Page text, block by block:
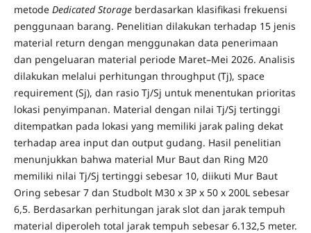
metode Dedicated Storageberdasarkan klasifikasi frekuensi
penggunaan barang. Penelitian dilakukan terhadap 15 jenis
material return dengan menggunakan data penerimaan
dan pengeluaran material periode Maret–Mei 2026. Analisis
dilakukan melalui perhitungan throughput (Tj), space
requirement (Sj), dan rasio Tj/Sj untuk menentukan prioritas
lokasi penyimpanan. Material dengan nilai Tj/Sj tertinggi
ditempatkan pada lokasi yang memiliki jarak paling dekat
terhadap area input dan output gudang. Hasil penelitian
menunjukkan bahwa material Mur Baut dan Ring M20
memiliki nilai Tj/Sj tertinggi sebesar 10, diikuti Mur Baut
Oring sebesar 7 dan Studbolt M30 x 3P x 50 x 200L sebesar
6,5. Berdasarkan perhitungan jarak slot dan jarak tempuh
material diperoleh total jarak tempuh sebesar 6.132,5 meter.